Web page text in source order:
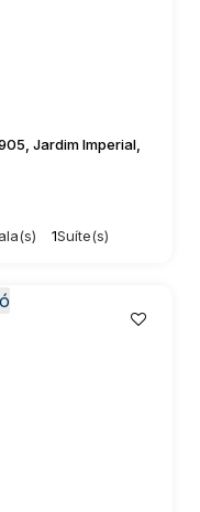
Jardim Imperial,
1Suíte(s)